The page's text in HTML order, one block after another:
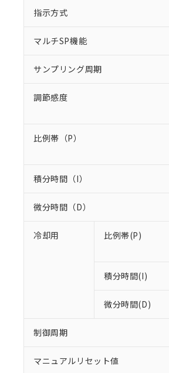
指示方式
マルチSP機能
サンプリング周期
調節感度
比例帯（P）
積分時間（I）
微分時間（D）
冷却用 比例帯(P)
積分時間(I)
微分時間(D)
制御周期
マニュアルリセット値